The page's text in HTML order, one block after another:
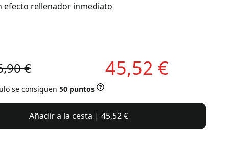
efecto rellenador inmediato
€ 45,52 €
se consiguen 50 puntos
Añadir a la cesta | 45,52 €